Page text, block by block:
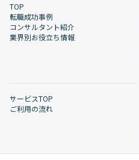
TOP
転職成功事例
コンサルタント紹介
業界別お役立ち情報
サービスTOP
ご利用の流れ